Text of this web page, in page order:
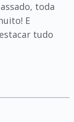
toda
E
tudo